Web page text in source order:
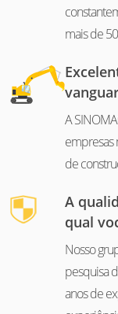
mais de
A
empresas
de
A
qual
Nosso
pesquisa
anos de